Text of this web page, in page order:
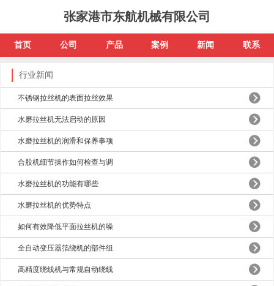
张家港市东航机械有限公司
首页 公司 产品 案例 新闻 联系
行业新闻
不锈钢拉丝机的表面拉丝效果
水磨拉丝机无法启动的原因
水磨拉丝机的润滑和保养事项
合股机细节操作如何检查与调
水磨拉丝机的功能有哪些
水磨拉丝机的优势特点
如何有效降低平面拉丝机的噪
全自动变压器箔绕机的部件组
高精度绕线机与常规自动绕线